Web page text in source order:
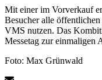
Mit einer im Vorverkauf
Besucher alle
VMS nutzen. Das
Messetag zur einmaligen
Foto: Max Grünwald